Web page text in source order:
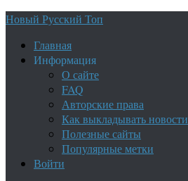
Новый Русский Топ
Главная
Информация
О сайте
FAQ
Авторские права
Как выкладывать новости
Полезные сайты
Популярные метки
Войти